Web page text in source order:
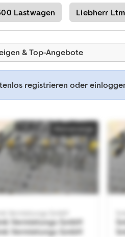
Lastwagen
Liebherr
& Top-Angebote
registrieren oder
Vermietungs GmbH
Vermietungs GmbH
Vermietungs GmbH
Kleinanzeige